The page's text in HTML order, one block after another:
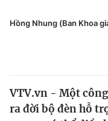
Pháp luật
Thế giới
Tin tức
Công nghệ
Hồng Nhung (Ban Khoa
VTV.vn - Một
ra đời bộ đèn hỗ